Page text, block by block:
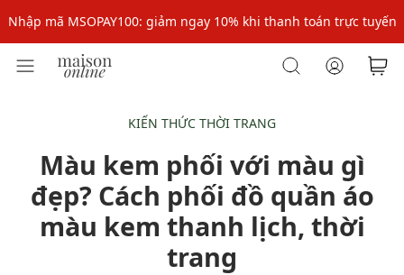
Nhập mã: MSOXINCHAO - Giảm 10% đơn đầu cho thành viên mới!
Nhập mã MSOPAY100: giảm ngay 10% khi thanh toán trực tuyến
KIẾN THỨC THỜI TRANG
Màu kem phối với màu gì
đẹp? Cách phối đồ quần áo
màu kem thanh lịch, thời
trang